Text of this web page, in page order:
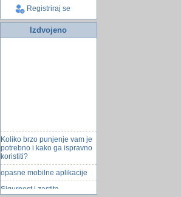
Registriraj se
Izdvojeno
Koliko brzo punjenje vam je
potrebno i kako ga ispravno
koristiti?
opasne mobilne aplikacije
Sigurnost i zastita